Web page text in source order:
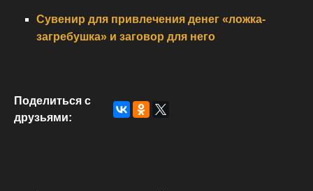
Сувенир для привлечения денег «ложка-
загребушка» и заговор для него
Поделиться с
друзьями: